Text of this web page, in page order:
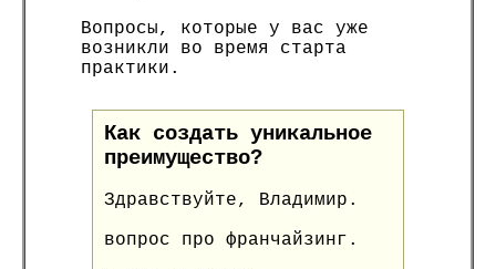
Вопросы, которые у вас уже
возникли во время старта
практики.
Как создать уникальное
преимущество?
Здравствуйте, Владимир.
вопрос про франчайзинг.